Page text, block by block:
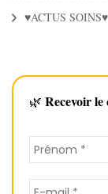
♥ACTUS SOINS♥
🌿 Recevoir